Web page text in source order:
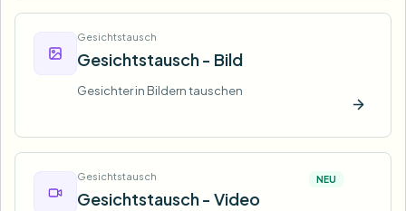
Gesichtstausch
Gesichtstausch - Bild
Gesichter in Bildern tauschen
Jetzt
Gesichtstausch
Gesichtstausch - Video
NEU